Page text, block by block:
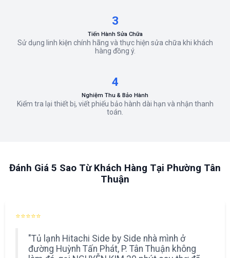
3
Tiến Hành Sửa Chữa
Sử dụng linh kiện chính hãng và thực hiện sửa chữa khi khách
hàng đồng ý.
4
Nghiệm Thu & Bảo Hành
Kiểm tra lại thiết bị, viết phiếu bảo hành dài hạn và nhận thanh
toán.
Đánh Giá 5 Sao Từ Khách Hàng Tại Phường Tân
Thuận
⭐⭐⭐⭐⭐
"Tủ lạnh Hitachi Side by Side nhà mình ở
đường Huỳnh Tấn Phát, P. Tân Thuận không